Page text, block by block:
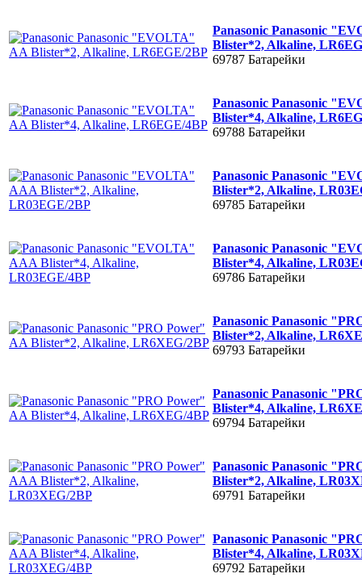
Panasonic Panasonic
Blister*2, Alkaline,
69787 Батарейки
Panasonic Panasonic
Blister*4, Alkaline,
69788 Батарейки
Panasonic Panasonic
Blister*2, Alkaline,
69785 Батарейки
Panasonic Panasonic
Blister*4, Alkaline,
69786 Батарейки
Panasonic Panasonic
Blister*2, Alkaline,
69793 Батарейки
Panasonic Panasonic
Blister*4, Alkaline,
69794 Батарейки
Panasonic Panasonic
Blister*2, Alkaline,
69791 Батарейки
Panasonic Panasonic
Blister*4, Alkaline,
69792 Батарейки